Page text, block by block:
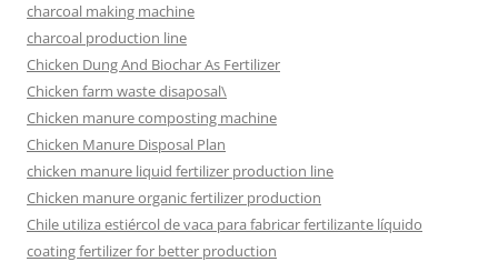
charcoal making machine
charcoal production line
Chicken Dung And Biochar As Fertilizer
Chicken farm waste disaposal\
Chicken manure composting machine
Chicken Manure Disposal Plan
chicken manure liquid fertilizer production line
Chicken manure organic fertilizer production
Chile utiliza estiércol de vaca para fabricar fertilizante líquido
coating fertilizer for better production